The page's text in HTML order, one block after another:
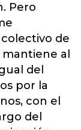
Pero
de
al
del
por la
con el
del